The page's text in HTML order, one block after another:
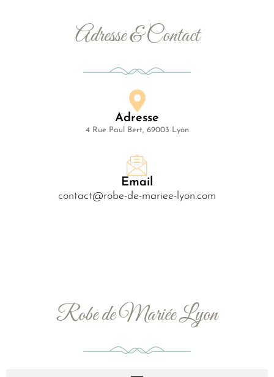
Adresse & Contact
Adresse
4 Rue Paul Bert, 69003 Lyon
Email
contact@robe-de-mariee-lyon.com
Robe de Mariée Lyon